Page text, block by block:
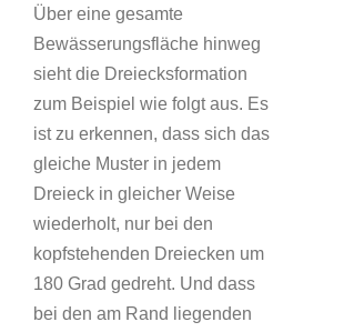
Über eine gesamte
Bewässerungsfläche hinweg
sieht die Dreiecksformation
zum Beispiel wie folgt aus. Es
ist zu erkennen, dass sich das
gleiche Muster in jedem
Dreieck in gleicher Weise
wiederholt, nur bei den
kopfstehenden Dreiecken um
180 Grad gedreht. Und dass
bei den am Rand liegenden